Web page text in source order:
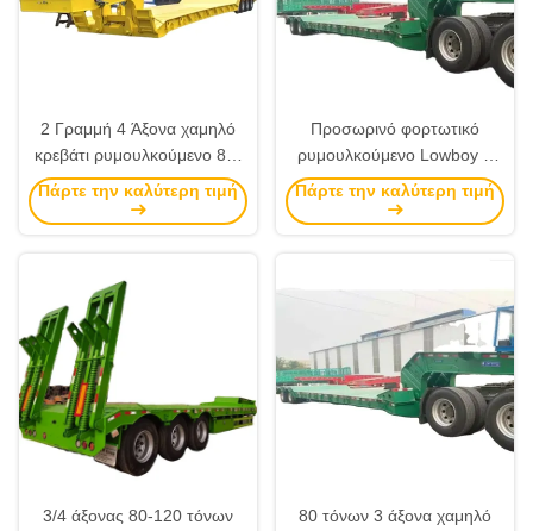
2 Γραμμή 4 Άξονα χαμηλό
κρεβάτι ρυμουλκούμενο 80-
120ton αποσυναρμολογητέο
Gooseneck Semi Truck
Πάρτε την καλύτερη τιμή
Προσωρινό φορτωτικό
ρυμουλκούμενο Lowboy 4
άξονας 120ton
αποσυναρμολογήσιμο
την Κένυα
Πάρτε την καλύτερη τιμή
3/4 άξονας 80-120 τόνων
80 τόνων 3 άξονα χαμηλό